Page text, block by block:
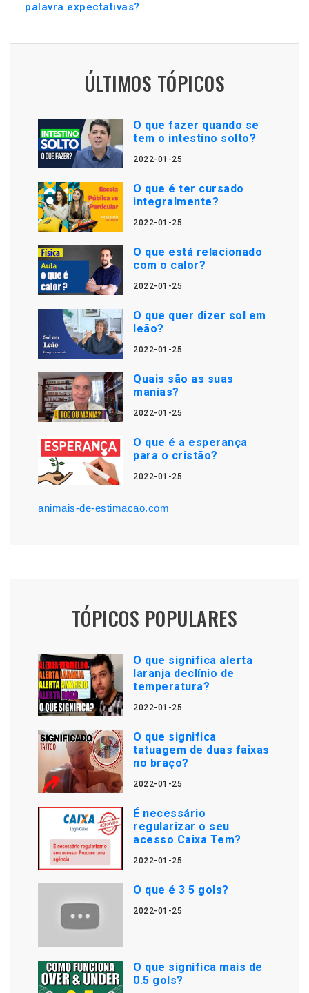
palavra expectativas?
ÚLTIMOS TÓPICOS
O que fazer quando se
tem o intestino solto?
2022-01-25
O que é ter cursado
integralmente?
2022-01-25
O que está relacionado
com o calor?
2022-01-25
O que quer dizer sol em
leão?
2022-01-25
Quais são as suas
manias?
2022-01-25
O que é a esperança
para o cristão?
2022-01-25
animais-de-estimacao.com
TÓPICOS POPULARES
O que significa alerta
laranja declínio de
temperatura?
2022-01-25
O que significa
tatuagem de duas faixas
no braço?
2022-01-25
É necessário
regularizar o seu
acesso Caixa Tem?
2022-01-25
O que é 3 5 gols?
2022-01-25
O que significa mais de
0.5 gols?